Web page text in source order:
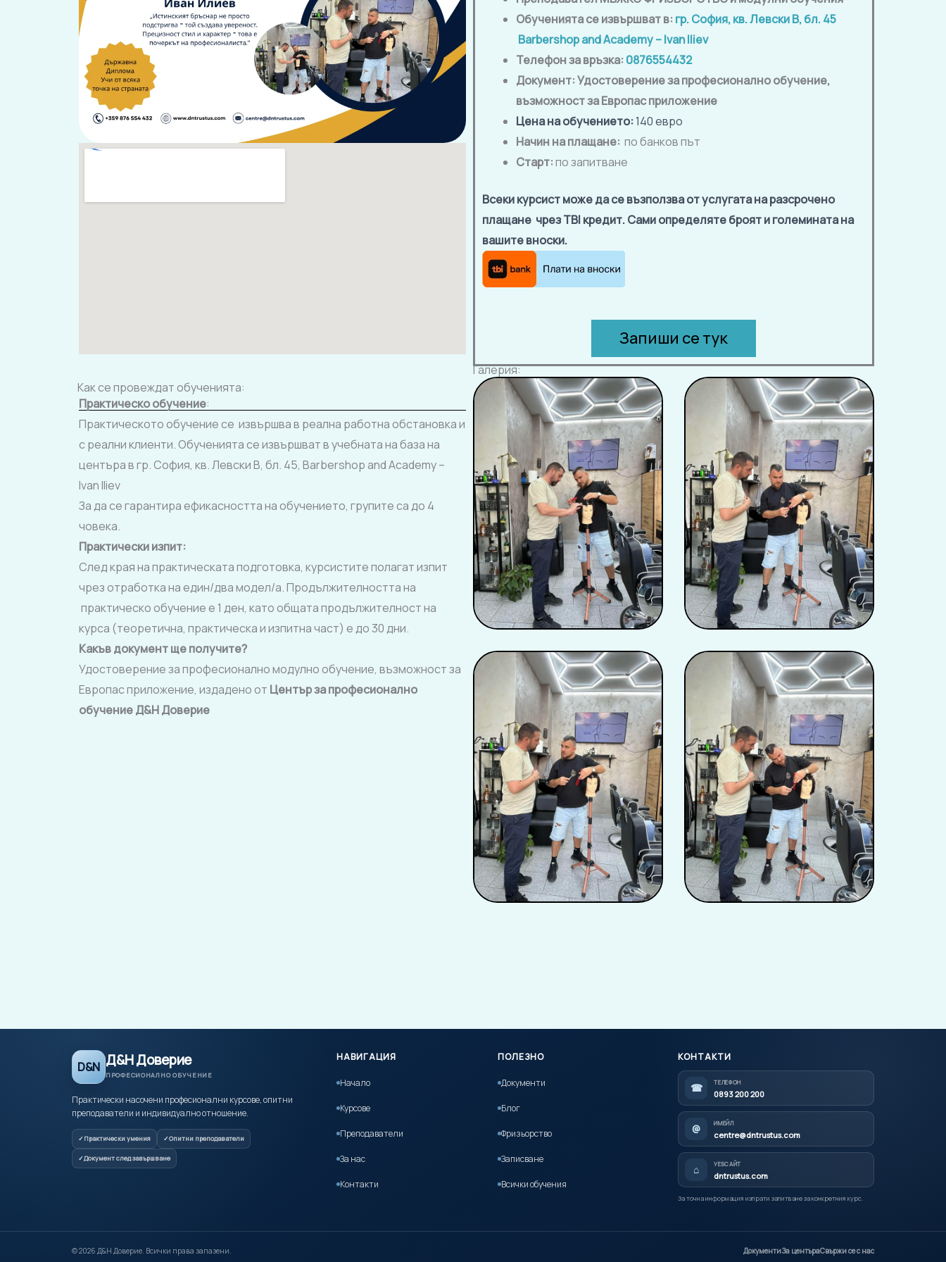
Обученията се извършват в: гр. София, кв. Левски В, бл. 45
Barbershop and Academy – Ivan Iliev
Телефон за връзка: 0876554432
Документ: Удостоверение за професионално обучение,
възможност за Европас приложение
Цена на обучението:140 евро
Начин на плащане: по банков път
Старт:по запитване
Всеки курсист може да се възползва от услугата на разсрочено
плащане чрез TBI кредит. Сами определяте броят и големината на
вашите вноски.
Запиши се тук
Как се провеждат обученията:
Практическо обучение:
Практическото обучение се извършва в реална работна обстановка и
с реални клиенти. Обученията се извършват в учебната на база на
центъра в гр. София, кв. Левски В, бл. 45, Barbershop and Academy –
Ivan Iliev
За да се гарантира ефикасността на обучението, групите са до 4
човека.
Практически изпит:
След края на практическата подготовка, курсистите полагат изпит
чрез отработка на eдин/два модел/а. Продължителността на
практическо обучение е 1 ден, като общата продължителност на
курса (теоретична, практическа и изпитна част) е до 30 дни.
Какъв документ ще получите?
Удостоверение за професионално модулно обучение, възможност за
Европас приложение, издадено от Център за професионално
обучение Д&НДоверие
Галерия:
D&N Д&Н Доверие
ПРОФЕСИОНАЛНО ОБУЧЕНИЕ
Практически насочени професионални курсове, опитни
преподаватели и индивидуално отношение.
Практически умения Опитни преподаватели
Документ след завършване
НАВИГАЦИЯ
Начало
Курсове
Преподаватели
За нас
Контакти
ПОЛЕЗНО
Документи
Блог
Фризьорство
Записване
Всички обучения
КОНТАКТИ
☎ ТЕЛЕФОН
0893 200 200
@ ИМЕЙЛ
centre@dntrustus.com
⌂ УЕБСАЙТ
dntrustus.com
За точна информация изпрати запитване за конкретния курс.
©2026 Д&Н Доверие. Всички права запазени. ДокументиЗа центъраСвържи се с нас